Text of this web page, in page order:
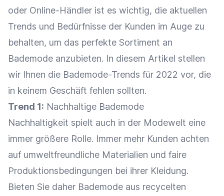
oder Online-Händler ist es wichtig, die aktuellen
Trends und Bedürfnisse der Kunden im Auge zu
behalten, um das perfekte Sortiment an
Bademode anzubieten. In diesem Artikel stellen
wir Ihnen die Bademode-Trends für 2022 vor, die
in keinem Geschäft fehlen sollten.
Trend 1: Nachhaltige Bademode
Nachhaltigkeit spielt auch in der Modewelt eine
immer größere Rolle. Immer mehr Kunden achten
auf umweltfreundliche Materialien und faire
Produktionsbedingungen bei ihrer Kleidung.
Bieten Sie daher Bademode aus recycelten